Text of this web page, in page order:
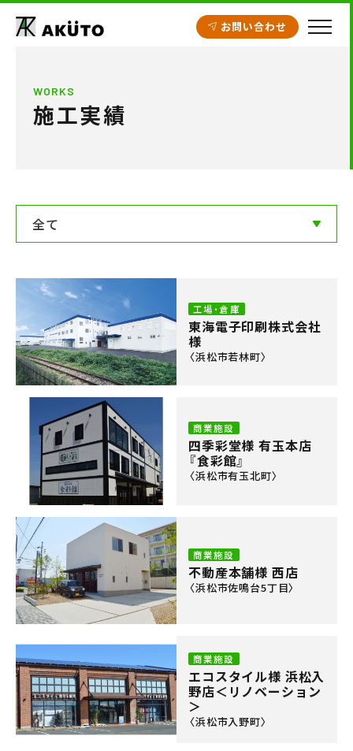
お問い合わせ
アクト建設の設計
クリニック開業支援
賃貸住宅
不動産情報
会社案内
メンテナンス
採用情報
お知らせ
公式Instagram
お問い合わせ
お電話でのお問い合わせ【受付時間】9:00〜17:00
053-445-4350
メールでのお問い合わせ
WORKS
施工実績
全て
工場・倉庫
東海電子印刷株式会社
様
〈浜松市若林町〉
商業施設
四季彩堂様 有玉本店
『食彩館』
〈浜松市有玉北町〉
商業施設
不動産本舗様 西店
〈浜松市佐鳴台5丁目〉
商業施設
エコスタイル様 浜松入
野店＜リノベーション
＞
〈浜松市入野町〉